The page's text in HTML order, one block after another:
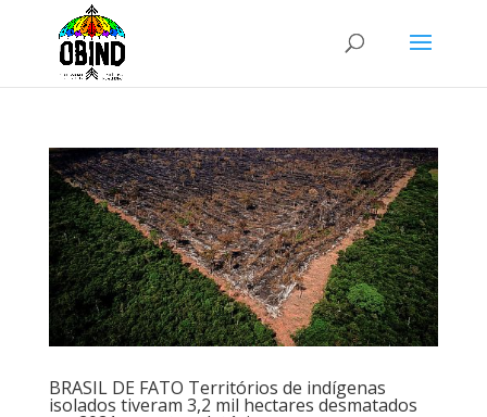
BRASIL DE FATO Territórios de indígenas
isolados tiveram 3,2 mil hectares desmatados